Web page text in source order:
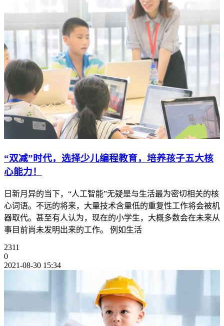
“双减”时代，选择少儿编程教育，培养孩子五大核
心能力！
日新月异的当下，“人工智能”无疑是与生活最为密切相关的核
心词语。不远的将来，大量技术含量低的重复性工作将会被机
器取代。甚至有人认为，现在的小学生，大概多数会在未来从
事目前尚未发明出来的工作。 例如生活
2311
0
2021-08-30 15:34